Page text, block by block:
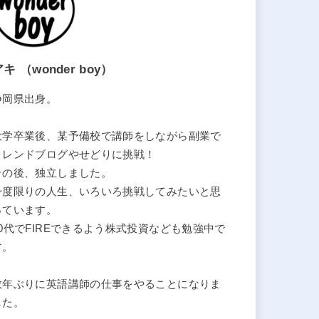
キ （wonder boy）
県出身。
学卒業後、某予備校で講師をしながら副業で
レンドブログやせどりに挑戦！
の後、独立しました。
度限りの人生、いろいろ挑戦してみたいと思
います。
代でFIREできるよう株式投資なども勉強中で
年ぶりに英語講師の仕事をやることになりま
。